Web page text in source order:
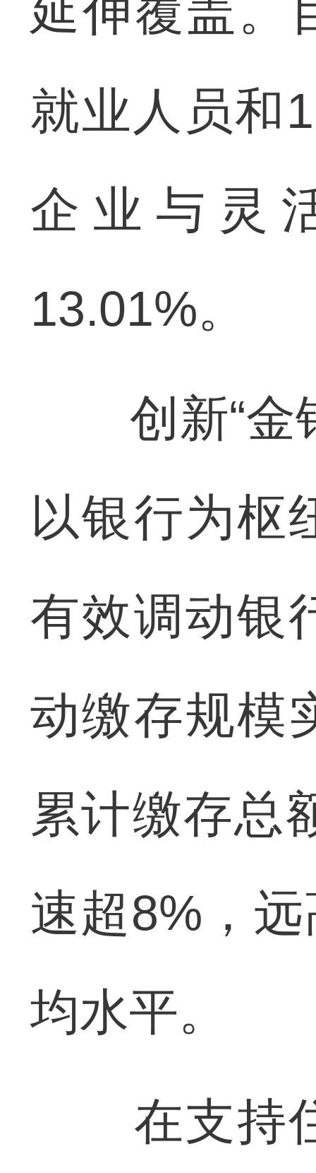
延伸覆盖。
就业人员和
企业与灵
13.01%。
创新“金银
以银行为枢
有效调动银
动缴存规模
累计缴存总
速超8%，
均水平。
在支持住